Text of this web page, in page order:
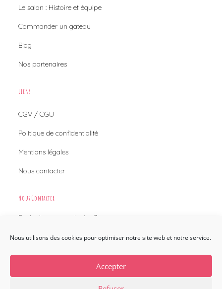
Nous utilisons des cookies pour optimiser notre site web et notre service.
Accepter
Le salon : Histoire et équipe
Commander un gateau
Blog
Nos partenaires
Liens
CGV / CGU
Politique de confidentialité
Mentions légales
Nous contacter
Nous Contacter
Envie de nous contacter ?
Nous contacter